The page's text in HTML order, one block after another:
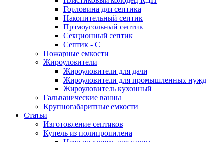
Горловина для септика
Накопительный септик
Прямоугольный септик
Секционный септик
Септик - С
Пожарные емкости
Жироуловители
Жироуловители для дачи
Жироуловители для промышленных нужд
Жироуловитель кухонный
Гальванические ванны
Крупногабаритные емкости
Статьи
Изготовление септиков
Купель из полипропилена